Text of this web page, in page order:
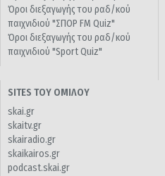
Όροι διεξαγωγής του ραδ/κού
παιχνιδιού "ΣΠΟΡ FM Quiz"
Όροι διεξαγωγής του ραδ/κού
παιχνιδιού "Sport Quiz"
SITES ΤΟΥ ΟΜΙΛΟΥ
skai.gr
skaitv.gr
skairadio.gr
skaikairos.gr
podcast.skai.gr